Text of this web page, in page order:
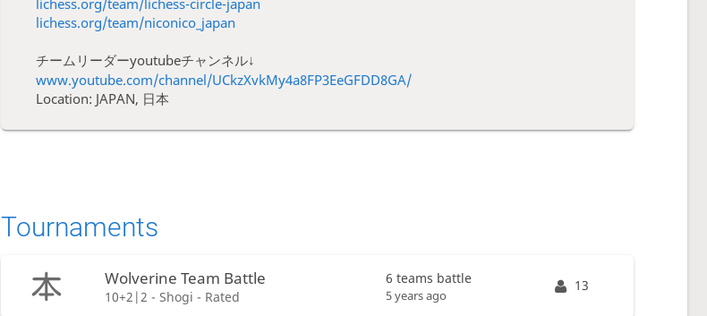
lichess.org/team/lichess-circle-japan
lichess.org/team/niconico_japan
チームリーダーyoutubeチャンネル↓
www.youtube.com/channel/UCkzXvkMy4a8FP3EeGFDD8GA/
Location: JAPAN, 日本
Tournaments
Wolverine Team Battle
10+2|2 - Shogi - Rated
6 teams battle
5 years ago
13